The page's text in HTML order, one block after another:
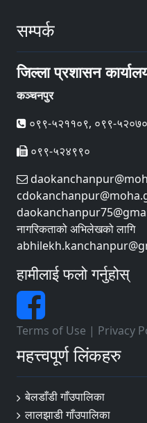
सम्पर्क
जिल्ला प्रशासन
कञ्चनपुर
०९९-५२११०९, ०९९-
०९९-५२४९९०
नागरिकताको अभिलेखको लागि
हामीलाई फलो गर्नुहोस्
Terms of Use | Privacy
महत्त्वपूर्ण लिंकहरु
बेलडाँडी गाँउपालिका
लालझाडी गाँउपालिका